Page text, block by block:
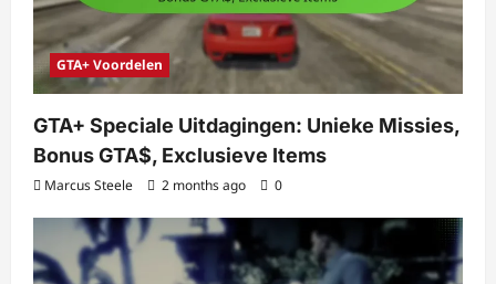
GTA+ Voordelen
GTA+ Speciale Uitdagingen: Unieke Missies,
Bonus GTA$, Exclusieve Items
Marcus Steele 2 months ago 0